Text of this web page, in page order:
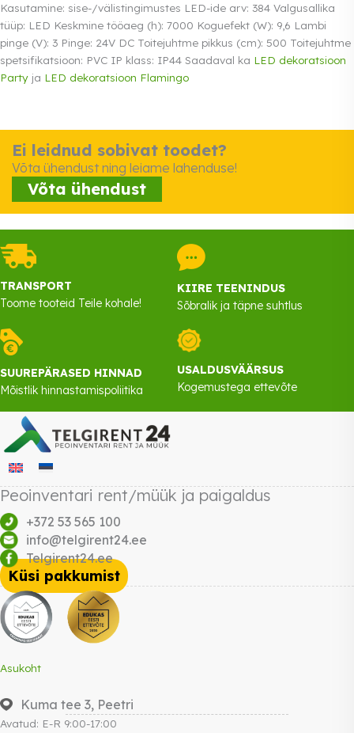
Kasutamine: sise-/välistingimustes LED-ide arv: 384 Valgusallika
tüüp: LED Keskmine tööaeg (h): 7000 Koguefekt (W): 9,6 Lambi
pinge (V): 3 Pinge: 24V DC Toitejuhtme pikkus (cm): 500 Toitejuhtme
spetsifikatsioon: PVC IP klass: IP44 Saadaval ka LED dekoratsioon
Party ja LED dekoratsioon Flamingo
Ei leidnud sobivat toodet?
Võta ühendust ning leiame lahenduse!
Võta ühendust
TRANSPORT
Toome tooteid Teile kohale!
KIIRE TEENINDUS
Sõbralik ja täpne suhtlus
SUUREPÄRASED HINNAD
Mõistlik hinnastamispoliitika
USALDUSVÄÄRSUS
Kogemustega ettevõte
Peoinventari rent/müük ja paigaldus
+372 53 565 100
info@telgirent24.ee
Telgirent24.ee
Küsi pakkumist
Asukoht
Kuma tee 3, Peetri
Avatud: E-R 9:00-17:00